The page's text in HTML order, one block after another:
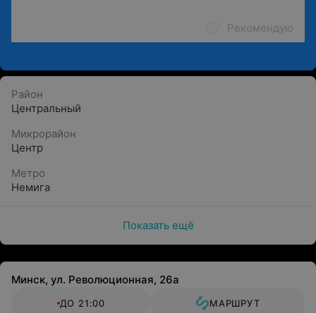
Рекомендую
Район
Центральный
Микрорайон
Центр
Метро
Немига
Показать ещё
Минск, ул. Революционная, 26а
ДО 21:00 МАРШРУТ